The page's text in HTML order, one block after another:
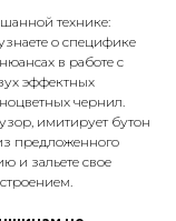
технике:
о специфике
в работе с
эффектных
чернил.
имитирует бутон
предложенного
и зальете свое